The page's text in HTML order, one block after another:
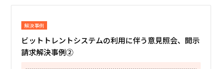
解決事例
ビットトレントシステムの利用に伴う意見照会、開示
請求解決事例②